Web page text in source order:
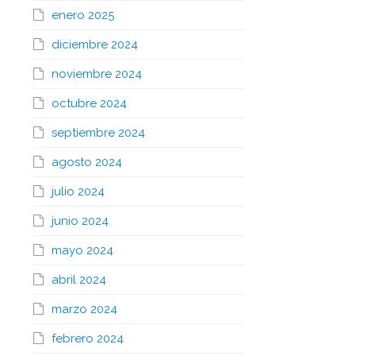
enero 2025
diciembre 2024
noviembre 2024
octubre 2024
septiembre 2024
agosto 2024
julio 2024
junio 2024
mayo 2024
abril 2024
marzo 2024
febrero 2024